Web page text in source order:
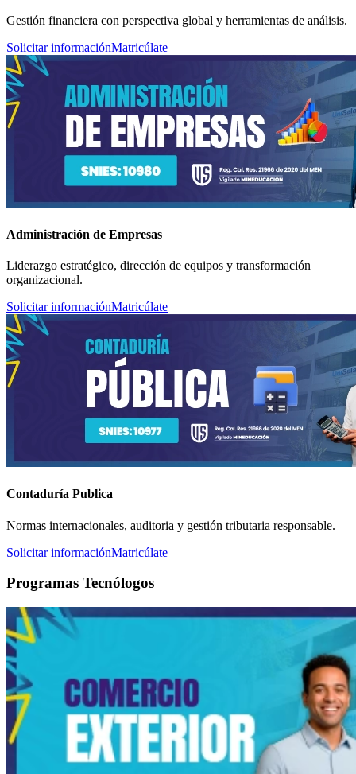
Gestión financiera con perspectiva global y herramientas de análisis.
Solicitar informaciónMatricúlate
Administración de Empresas
Liderazgo estratégico, dirección de equipos y transformación
organizacional.
Solicitar informaciónMatricúlate
Contaduría Publica
Normas internacionales, auditoria y gestión tributaria responsable.
Solicitar informaciónMatricúlate
Programas Tecnólogos